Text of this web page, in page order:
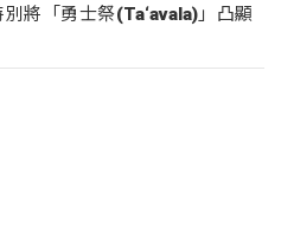
將「勇士祭(Ta‘avala)」凸顯